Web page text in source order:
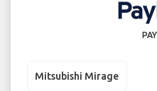
Mitsubishi Mirage